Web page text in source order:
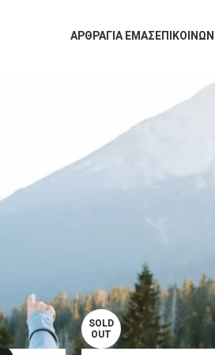
ΑΡΘΡΑΓΙΑ ΕΜΑΣ
ή μιας μεγάλης διαδρομής. Το
θερμοκρασία χωρίς τη
αποπνικτική αίσθηση. Συνδύασέ το
το ταξίδι και την καθημερινότητα.
SOLD
OUT